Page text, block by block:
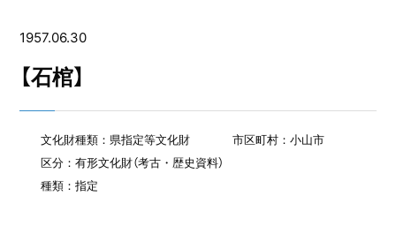
1957.06.30
【石棺】
文化財種類：県指定等文化財
市区町村：小山市
区分：有形文化財（考古・歴史資料）
種類：指定